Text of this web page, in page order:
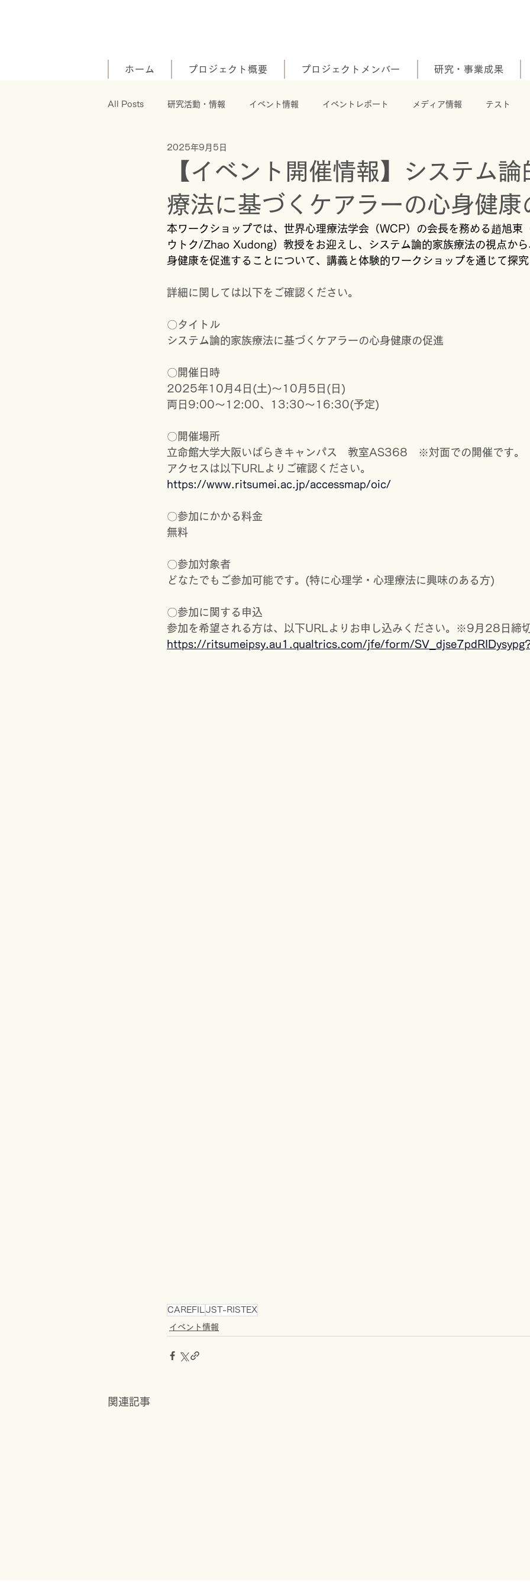
ホーム プロジェクト概要 プロジェクトメンバー 研究・事業成果
All Posts 研究活動・情報 イベント情報 イベントレポート メディア情報 テスト
【イベント開催情報】システム論
療法に基づくケアラーの心身健康
2025年9月5日
本ワークショップでは、世界心理療法学会（WCP）の会長を務める趙旭東
ウトク/Zhao Xudong）教授をお迎えし、システム論的家族療法の視点か
身健康を促進することについて、講義と体験的ワークショップを通じて探究
詳細に関しては以下をご確認ください。
〇タイトル
システム論的家族療法に基づくケアラーの心身健康の促進
〇開催日時
2025年10月4日(土)～10月5日(日)
両日9:00～12:00、13:30～16:30(予定)
〇開催場所
立命館大学大阪いばらきキャンパス　教室AS368　※対面での開催です。
アクセスは以下URLよりご確認ください。
https://www.ritsumei.ac.jp/accessmap/oic/
〇参加にかかる料金
無料
〇参加対象者
どなたでもご参加可能です。(特に心理学・心理療法に興味のある方)
〇参加に関する申込
参加を希望される方は、以下URLよりお申し込みください。※9月28日締
https://ritsumeipsy.au1.qualtrics.com/jfe/form/
CAREFIL JST-RISTEX
イベント情報
関連記事